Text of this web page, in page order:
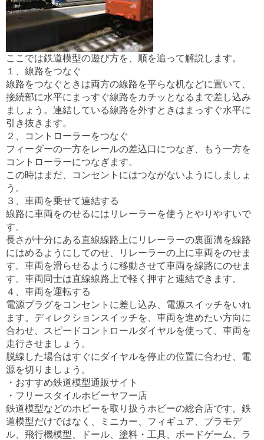
ここでは鉄道模型の遊び方を、順を追って解説します。
１、線路をつなぐ
線路をつなぐときは両方の線路を平らな机などに置いて、
接続部に水平にまっすぐ線路をカチッとなるまで差し込み
ましょう。連結している線路を外すときはまっすぐ水平に
引き抜きます。
２、コントローラーをつなぐ
フィーダーの一方をレールの差込口につなぎ、もう一方を
コントローラーにつなぎます。
この時はまだ、コンセントにはつながないようにしましょ
う。
３、車両を乗せて連結する
線路に車両をのせるにはリレーラーを使うとやりやすいで
す。
長さが十分にある直線線路上にリレーラーの裏面溝を線路
にはめるようにしてのせ、リレーラーの上に車両をのせま
す。車両を滑らせるように移動させて車両を線路にのせま
す。車両同士は直線線路上で軽く押すと連結できます。
４、車両を運転する
電源プラグをコンセントに差し込み、電源スイッチをいれ
ます。ディレクションスイッチを、車両を進めたい方向に
合わせ、スピードコントロールダイヤルを使って、車両を
走行させましょう。
脱線した場合はすぐにダイヤルを停止の位置に合わせ、電
源を切りましょう。
・おすすめ鉄道模型通販サイト
・フリースタイルホビーヤフー店
鉄道模型などのホビーを取り扱うホビーの総合店です。鉄
道模型だけではなく、ミニカー、フィギュア、プラモデ
ル、飛行機模型、ドール、塗料・工具、ボードゲーム、ラ